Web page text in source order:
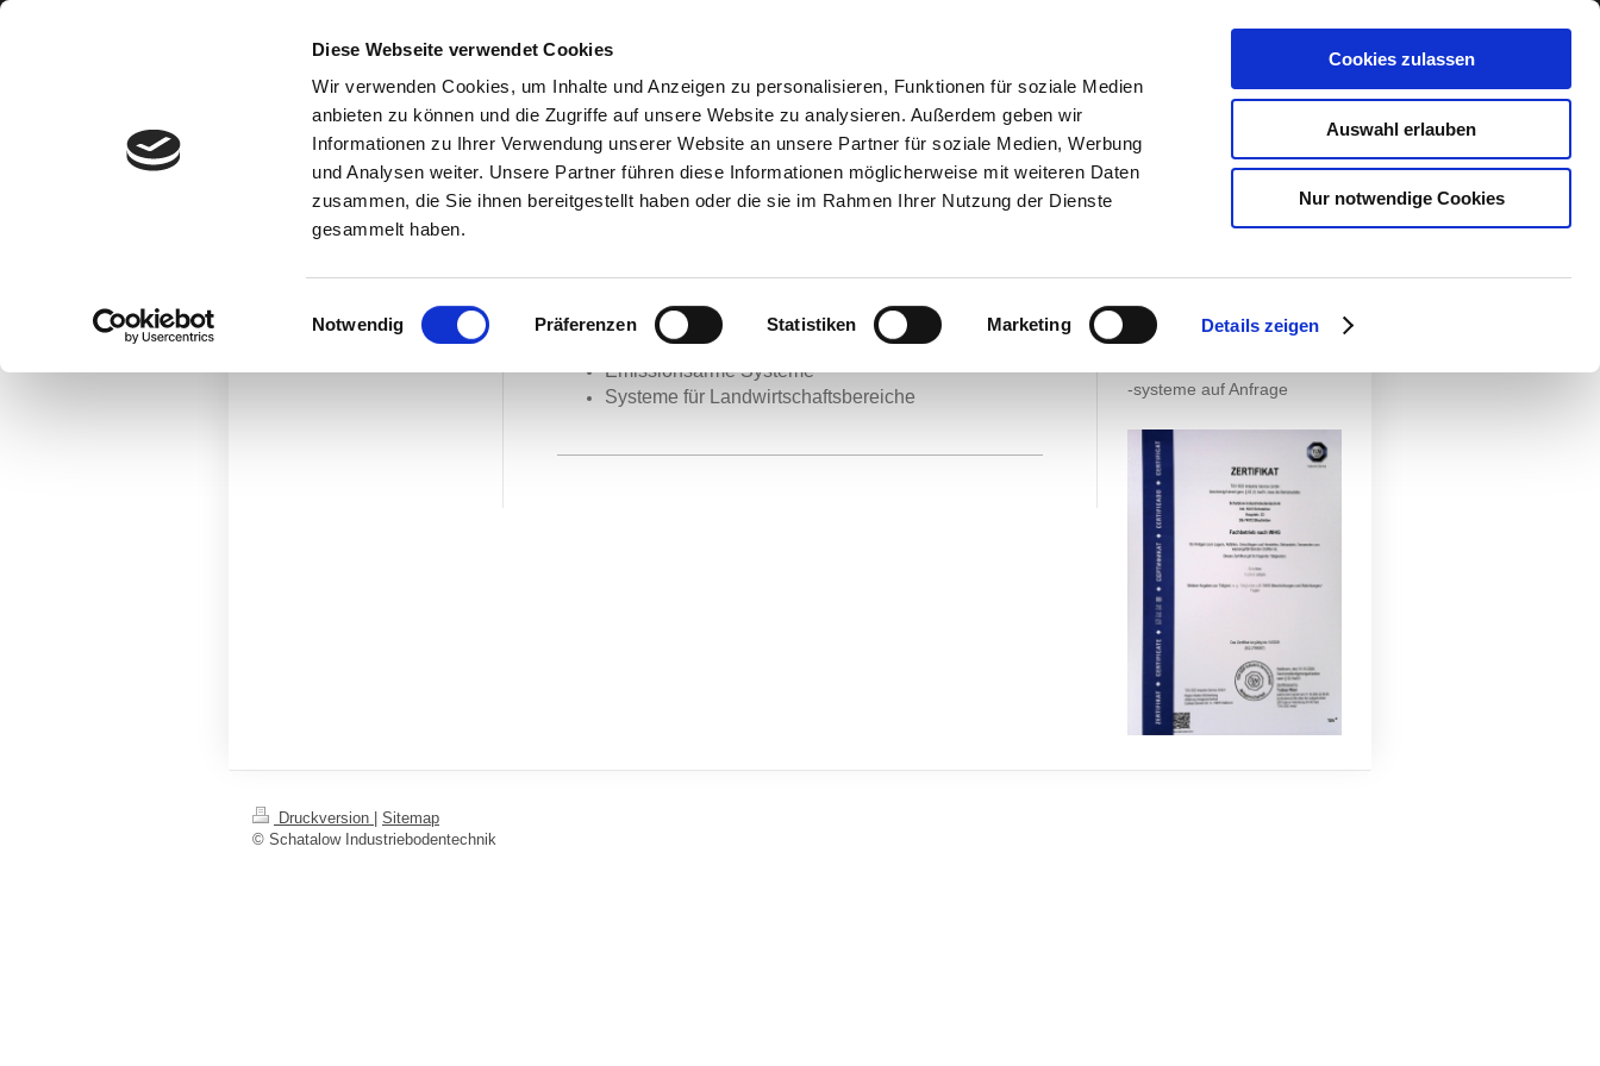
Diese Webseite verwendet Cookies
Wir verwenden Cookies, um Inhalte und Anzeigen zu personalisieren, Funktionen für soziale Medien
anbieten zu können und die Zugriffe auf unsere Website zu analysieren. Außerdem geben wir
Informationen zu Ihrer Verwendung unserer Website an unsere Partner für soziale Medien, Werbung
und Analysen weiter. Unsere Partner führen diese Informationen möglicherweise mit weiteren Daten
zusammen, die Sie ihnen bereitgestellt haben oder die sie im Rahmen Ihrer Nutzung der Dienste
gesammelt haben.
Einwilligungsauswahl
Notwendig Präferenzen Statistiken Marketing Details zeigen
Cookies zulassen
Auswahl erlauben
Nur notwendige Cookies
Unsere Leistungen
Farbkonzepte
Über uns
Impressum
Unsere Leistungen
WHG Systeme
Ableitfähige Systeme
Wasserdampfdiffusionsfähige Systeme
Emissionsarme Systeme
Systeme für Landwirtschaftsbereiche
Epoxidharzbeschichtungen
Polyurethanbeschichtungen
Ableitfähige Beschichtungen
ESD Electrostatic Discharge
Diffusionsoffenesysteme
Weitere
-systeme auf Anfrage
Druckversion
Sitemap
© Schatalow Industriebodentechnik